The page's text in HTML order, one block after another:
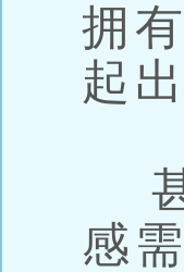
拥
起
甚
感